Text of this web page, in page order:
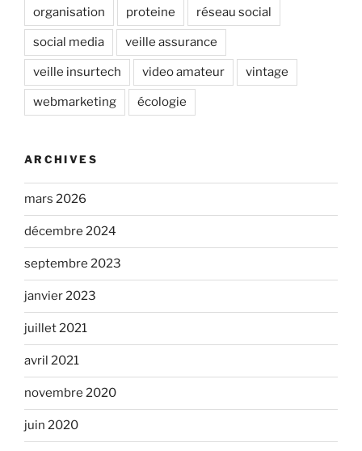
organisation proteine réseau social
social media veille assurance
veille insurtech video amateur vintage
webmarketing écologie
ARCHIVES
mars 2026
décembre 2024
septembre 2023
janvier 2023
juillet 2021
avril 2021
novembre 2020
juin 2020